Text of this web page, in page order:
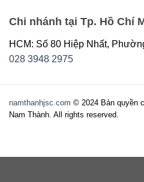
Chi nhánh tại Tp. Hồ Chí
HCM: Số 80 Hiệp Nhất,
028 3948 2975
namthanhjsc.com © 2024 Bản quyền
Nam Thành. All rights reserved.